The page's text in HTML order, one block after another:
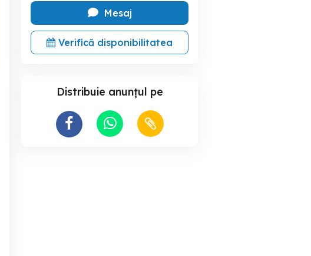
Mesaj
Verifică disponibilitatea
Distribuie anunțul pe